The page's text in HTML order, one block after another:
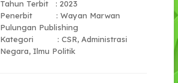
Tahun Terbit : 2023
Penerbit : Wayan Marwan
Pulungan Publishing
Kategori : CSR, Administrasi
Negara, Ilmu Politik